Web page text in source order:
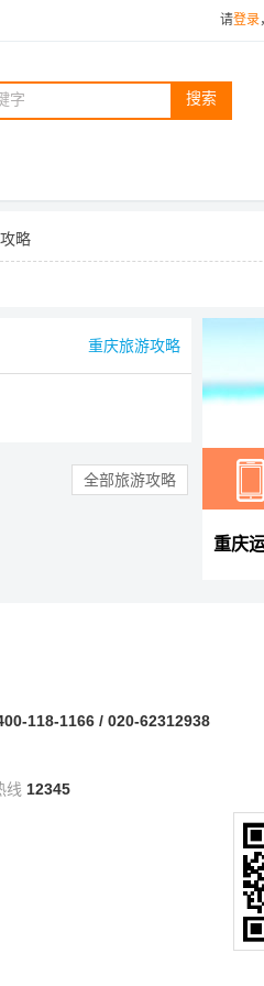
请登录，
搜索
略
重庆旅游攻略
全部旅游攻略
重庆
118-1166 / 020-62312938
线 12345